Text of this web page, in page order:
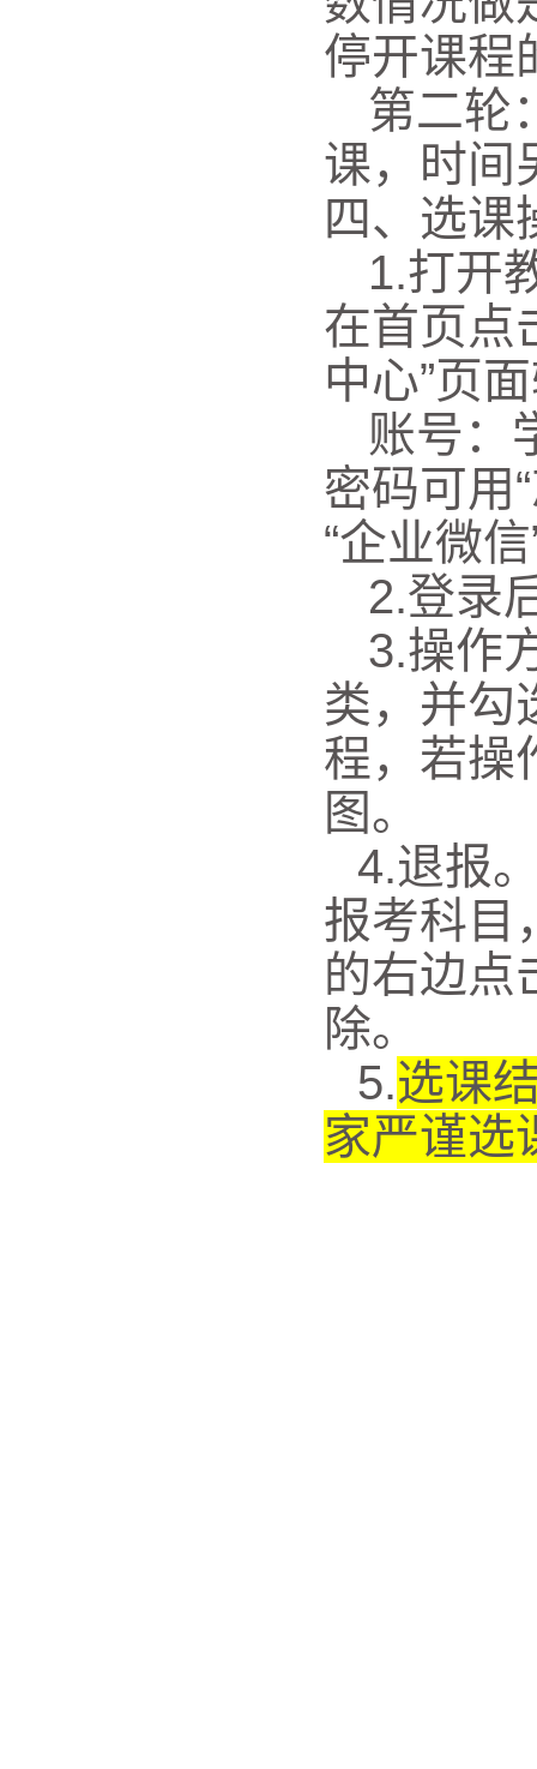
停开课程
第二轮
课，时间
四、选课
1.打开
在首页点
中心”页
账号：
密码可用
“企业微
2.登录
3.操作
类，并勾
程，若操
图。
4.退报
报考科目
的右边点
除。
5.选课
家严谨选